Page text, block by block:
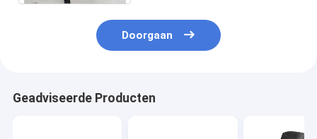
Doorgaan
Geadviseerde Producten